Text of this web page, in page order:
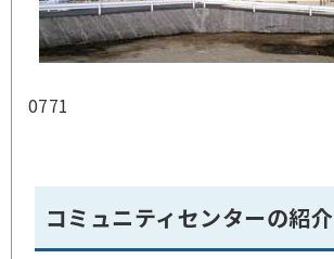
0771
コミュニティセンターの紹介